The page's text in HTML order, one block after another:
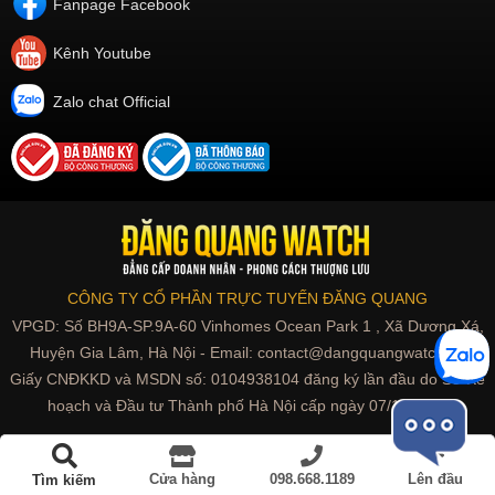
Đồng hồ đính kim cương
Tìm kiếm Cửa hàng 098.668.1189 Lên đầu
Fanpage Facebook
Kênh Youtube
Zalo chat Official
CÔNG TY CỔ PHẦN TRỰC TUYẾN ĐĂNG QUANG
VPGD: Số BH9A-SP.9A-60 Vinhomes Ocean Park 1 , Xã Dương Xá,
Huyện Gia Lâm, Hà Nội - Email: contact@dangquangwatch.vn
Giấy CNĐKKD và MSDN số: 0104938104 đăng ký lần đầu do Sở Kế
hoạch và Đầu tư Thành phố Hà Nội cấp ngày 07/10/2010